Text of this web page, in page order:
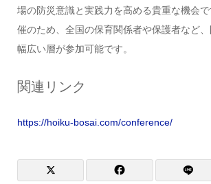
場の防災意識と実践力を高める貴重な機会
催のため、全国の保育関係者や保護者など
幅広い層が参加可能です。
関連リンク
https://hoiku-bosai.com/conference/